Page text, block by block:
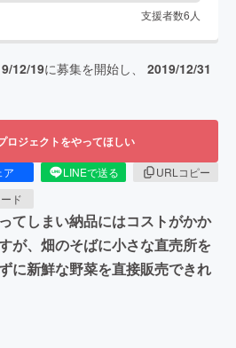
支援者数6人
12/19に募集を開始し、 2019/12/31
ロジェクトをやってほしい
ア LINEで送る
URLコピー
ド
てしまい納品にはコストがかか
が、畑のそばに小さな直売所を
に新鮮な野菜を直接販売できれ